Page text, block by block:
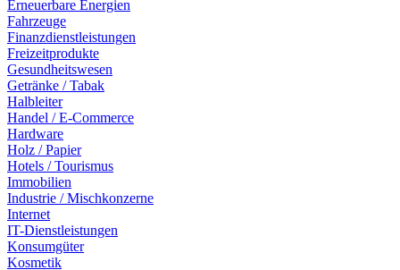
Erneuerbare Energien
Fahrzeuge
Finanzdienstleistungen
Freizeitprodukte
Gesundheitswesen
Getränke / Tabak
Halbleiter
Handel / E-Commerce
Hardware
Holz / Papier
Hotels / Tourismus
Immobilien
Industrie / Mischkonzerne
Internet
IT-Dienstleistungen
Konsumgüter
Kosmetik